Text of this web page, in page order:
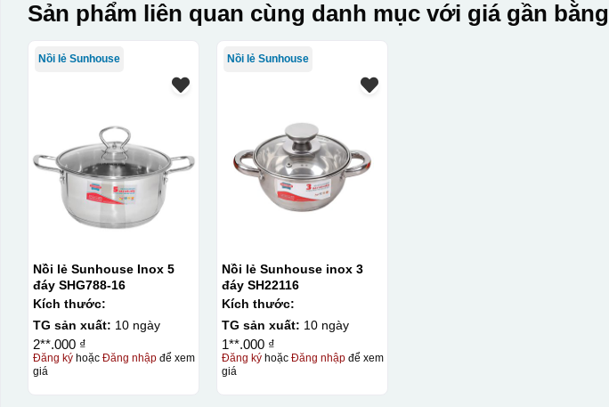
Sản phẩm liên quan cùng danh mục với giá gần bằng
Nồi lẻ Sunhouse
Nồi lẻ Sunhouse Inox 5
đáy SHG788-16
Kích thước:
TG sản xuất: 10 ngày
2**.000 ₫
Đăng kýhoặc Đăng nhậpđể xem
giá
Nồi lẻ Sunhouse
Nồi lẻ Sunhouse inox 3
đáy SH22116
Kích thước:
TG sản xuất: 10 ngày
1**.000 ₫
Đăng ký hoặcĐăng nhập để xem
giá